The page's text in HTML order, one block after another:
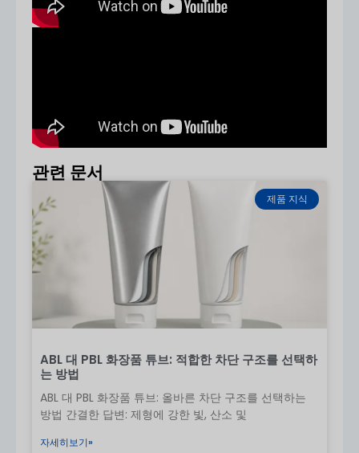
보유 에어리스 보틀의 일반적인 재료는 다음과 같습니
- 높은 투명도, 우수한 내화학성
권장 사항:
PP → 지속 가능성 및 비용 관리에 가장 적합
AS/PETG → 고급스러운 외관을 위한 개선
5. 용량 옵션
일반적인 크기는 다음과 같습니다:
15ml / 30ml / 50ml / 80ml / 100ml
맞춤 사이즈 제공)
6. 애플리케이션
에어리스 보틀은 다음과 같은 경우에 이상적입니다:
세럼
로션
크림
기초
안티에이징 제품
민감성 또는 유기농 스킨케어
관련 문서
제품 지식
ABL 대 PBL 화장품 튜브: 적합한 차단 구조를 선택하
는 방법
ABL 대 PBL 화장품 튜브: 올바른 차단 구조를 선택하는
방법 간결한 답변: 제형에 강한 빛, 산소 및
자세히보기»